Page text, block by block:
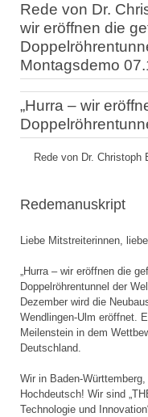
Rede von Dr.
wir eröffnen die
Montagsdemo
„Hurra – wir
Rede von Dr. Christoph
Redemanuskript
Liebe Mitstreiterinnen,
„Hurra – wir eröffnen die
Doppelröhrentunnel der
Dezember wird die
Wendlingen-Ulm eröffnet.
Meilenstein in dem
Deutschland.
Wir in Baden-
Hochdeutsch! Wir sind
Technologie und